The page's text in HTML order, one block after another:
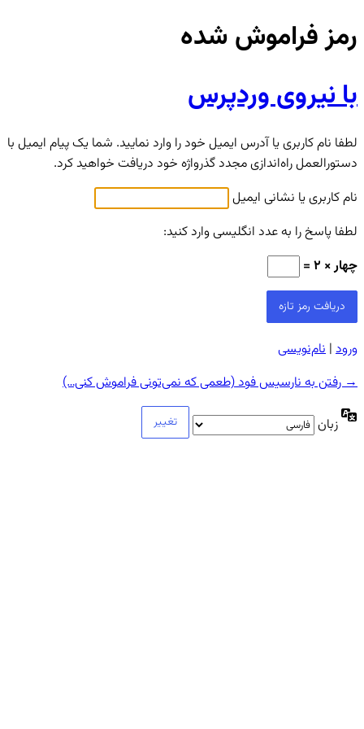
رمز فراموش شده
با نیروی وردپرس
لطفا نام کاربری یا آدرس ایمیل خود را وارد نمایید. شما یک پیام ایمیل با
دستورالعمل راه‌اندازی مجدد گذرواژه خود دریافت خواهید کرد.
نام کاربری یا نشانی ایمیل
لطفا پاسخ را به عدد انگلیسی وارد کنید:
چهار × 2 =
ورود | نام‌نویسی
→ رفتن به نارسیس فود (طعمی که نمی‌تونی فراموش کنی…)
زبان